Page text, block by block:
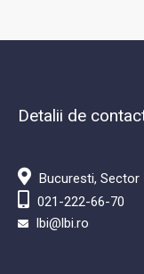
Detalii de
Bucuresti, Sector
021-222-66-70
lbi@lbi.ro